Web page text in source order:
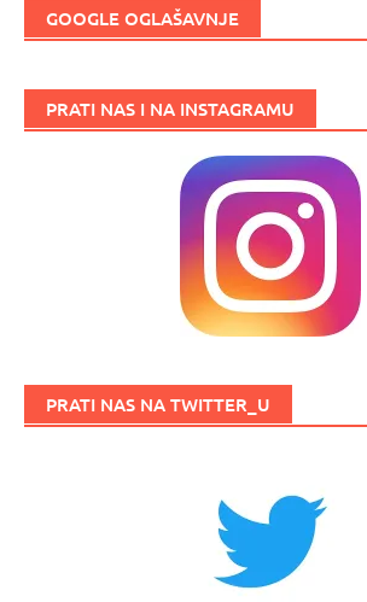
GOOGLE OGLAŠAVNJE
PRATI NAS I NA INSTAGRAMU
PRATI NAS NA TWITTER_U